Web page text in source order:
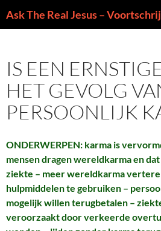
naar
IS EEN
HET GEVOLG
PERSOONLIJK
ONDERWERPEN: karma is
mensen dragen wereldkarma en
ziekte – meer wereldkarma
hulpmiddelen te gebruiken –
mogelijk willen terugbetalen –
veroorzaakt door verkeerde